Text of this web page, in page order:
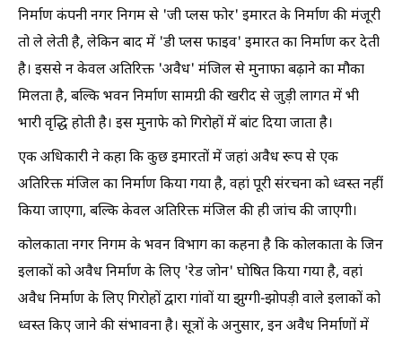
निर्माण कंपनी नगर निगम से 'जी प्लस फोर' इमारत के निर्माण की मंजूरी
तो ले लेती है, लेकिन बाद में 'डी प्लस फाइव' इमारत का निर्माण कर देती
है। इससे न केवल अतिरिक्त 'अवैध' मंजिल से मुनाफा बढ़ाने का मौका
मिलता है, बल्कि भवन निर्माण सामग्री की खरीद से जुड़ी लागत में भी
भारी वृद्धि होती है। इस मुनाफे को गिरोहों में बांट दिया जाता है।
एक अधिकारी ने कहा कि कुछ इमारतों में जहां अवैध रूप से एक
अतिरिक्त मंजिल का निर्माण किया गया है, वहां पूरी संरचना को ध्वस्त नहीं
किया जाएगा, बल्कि केवल अतिरिक्त मंजिल की ही जांच की जाएगी।
कोलकाता नगर निगम के भवन विभाग का कहना है कि कोलकाता के जिन
इलाकों को अवैध निर्माण के लिए 'रेड जोन' घोषित किया गया है, वहां
अवैध निर्माण के लिए गिरोहों द्वारा गांवों या झुग्गी-झोपड़ी वाले इलाकों को
ध्वस्त किए जाने की संभावना है। सूत्रों के अनुसार, इन अवैध निर्माणों में